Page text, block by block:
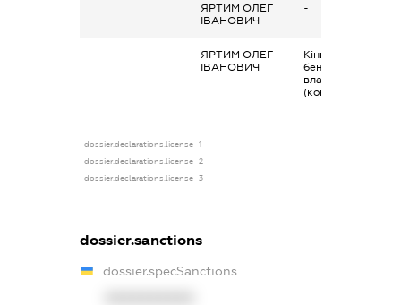
ЯРТИМ ОЛЕГ
ІВАНОВИЧ
-
ЯРТИМ ОЛЕГ
ІВАНОВИЧ
Кінцевий
бенефіціарний
власник
(контролер)
dossier.declarations.license_1
dossier.declarations.license_2
dossier.declarations.license_3
dossier.sanctions
dossier.specSanctions